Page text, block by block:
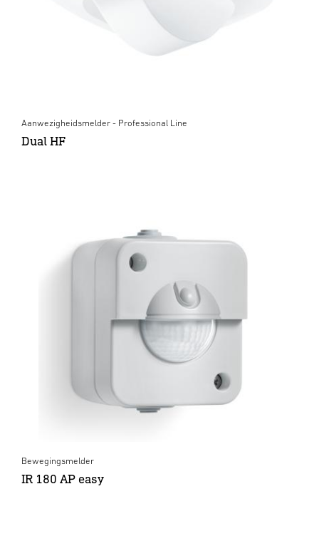
Aanwezigheidsmelder - Professional Line
Dual HF
Bewegingsmelder
IR 180 AP easy